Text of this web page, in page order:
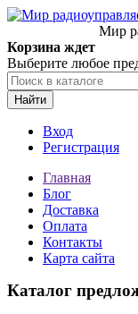
Мир
Корзина ждет
Выберите любое
Найти
Вход
Регистрация
Главная
Блог
Доставка
Оплата
Контакты
Карта сайта
Каталог